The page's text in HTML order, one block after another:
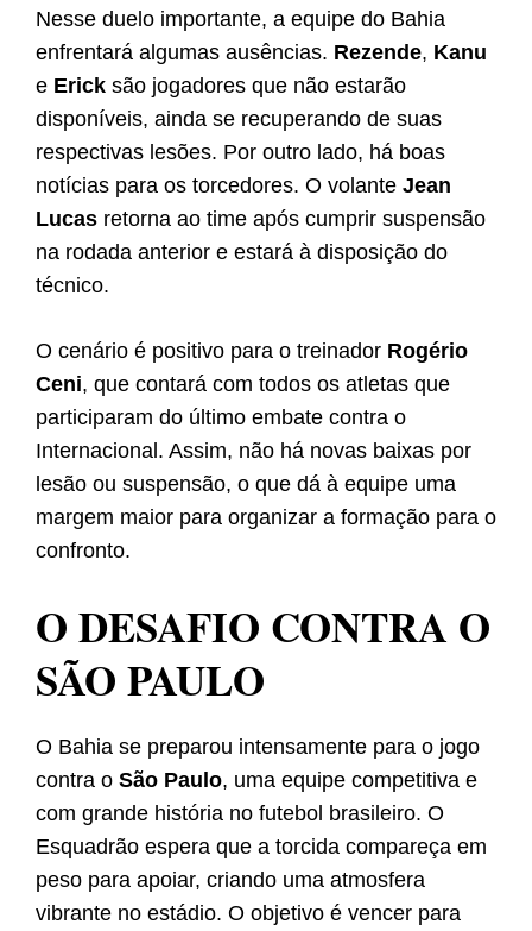
Nesse duelo importante, a equipe do Bahia
enfrentará algumas ausências. Rezende, Kanu
e Erick são jogadores que não estarão
disponíveis, ainda se recuperando de suas
respectivas lesões. Por outro lado, há boas
notícias para os torcedores. O volante Jean
Lucas retorna ao time após cumprir suspensão
na rodada anterior e estará à disposição do
técnico.
O cenário é positivo para o treinador Rogério
Ceni, que contará com todos os atletas que
participaram do último embate contra o
Internacional. Assim, não há novas baixas por
lesão ou suspensão, o que dá à equipe uma
margem maior para organizar a formação para o
confronto.
O DESAFIO CONTRA O
SÃO PAULO
O Bahia se preparou intensamente para o jogo
contra o São Paulo, uma equipe competitiva e
com grande história no futebol brasileiro. O
Esquadrão espera que a torcida compareça em
peso para apoiar, criando uma atmosfera
vibrante no estádio. O objetivo é vencer para